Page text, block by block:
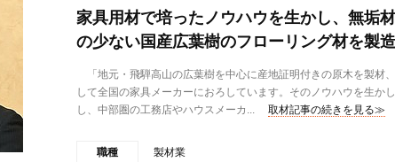
家具用材で培ったノウハウを生かし、無垢
の少ない国産広葉樹のフローリング材を製造
「地元・飛騨高山の広葉樹を中心に産地証明付きの原木を製材
して全国の家具メーカーにおろしています。そのノウハウを生か
し、中部圏の工務店やハウスメーカ...
取材記事の続きを見る≫
職種 製材業